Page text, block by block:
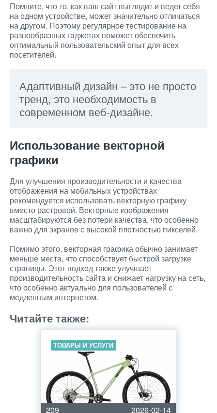
Помните, что то, как ваш сайт выглядит и ведет себя
на одном устройстве, может значительно отличаться
на другом. Поэтому регулярное тестирование на
разнообразных гаджетах поможет обеспечить
оптимальный пользовательский опыт для всех
посетителей.
Адаптивный дизайн – это не просто
тренд, это необходимость в
современном веб-дизайне.
Использование векторной
графики
Для улучшения производительности и качества
отображения на мобильных устройствах
рекомендуется использовать векторную графику
вместо растровой. Векторные изображения
масштабируются без потери качества, что особенно
важно для экранов с высокой плотностью пикселей.
Помимо этого, векторная графика обычно занимает
меньше места, что способствует быстрой загрузке
страницы. Этот подход также улучшает
производительность сайта и снижает нагрузку на сеть,
что особенно актуально для пользователей с
медленным интернетом.
Читайте также:
ТОВАРЫ И УСЛУГИ
209 2026-02-14